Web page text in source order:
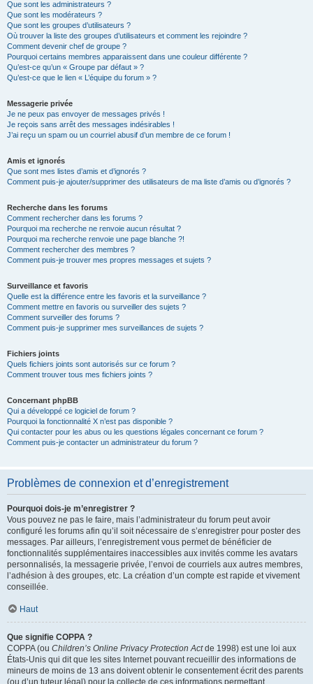
Que sont les administrateurs ?
Que sont les modérateurs ?
Que sont les groupes d’utilisateurs ?
Où trouver la liste des groupes d’utilisateurs et comment les rejoindre ?
Comment devenir chef de groupe ?
Pourquoi certains membres apparaissent dans une couleur différente ?
Qu’est-ce qu’un « Groupe par défaut » ?
Qu’est-ce que le lien « L’équipe du forum » ?
Messagerie privée
Je ne peux pas envoyer de messages privés !
Je reçois sans arrêt des messages indésirables !
J’ai reçu un spam ou un courriel abusif d’un membre de ce forum !
Amis et ignorés
Que sont mes listes d’amis et d’ignorés ?
Comment puis-je ajouter/supprimer des utilisateurs de ma liste d’amis ou d’ignorés ?
Recherche dans les forums
Comment rechercher dans les forums ?
Pourquoi ma recherche ne renvoie aucun résultat ?
Pourquoi ma recherche renvoie une page blanche ?!
Comment rechercher des membres ?
Comment puis-je trouver mes propres messages et sujets ?
Surveillance et favoris
Quelle est la différence entre les favoris et la surveillance ?
Comment mettre en favoris ou surveiller des sujets ?
Comment surveiller des forums ?
Comment puis-je supprimer mes surveillances de sujets ?
Fichiers joints
Quels fichiers joints sont autorisés sur ce forum ?
Comment trouver tous mes fichiers joints ?
Concernant phpBB
Qui a développé ce logiciel de forum ?
Pourquoi la fonctionnalité X n’est pas disponible ?
Qui contacter pour les abus ou les questions légales concernant ce forum ?
Comment puis-je contacter un administrateur du forum ?
Problèmes de connexion et d’enregistrement
Pourquoi dois-je m’enregistrer ?
Vous pouvez ne pas le faire, mais l’administrateur du forum peut avoir
configuré les forums afin qu’il soit nécessaire de s’enregistrer pour poster des
messages. Par ailleurs, l’enregistrement vous permet de bénéficier de
fonctionnalités supplémentaires inaccessibles aux invités comme les avatars
personnalisés, la messagerie privée, l’envoi de courriels aux autres membres,
l’adhésion à des groupes, etc. La création d’un compte est rapide et vivement
conseillée.
Haut
Que signifie COPPA ?
COPPA (ou Children’s Online Privacy Protection Actde 1998) est une loi aux
États-Unis qui dit que les sites Internet pouvant recueillir des informations de
mineurs de moins de 13 ans doivent obtenir le consentement écrit des parents
(ou d’un tuteur légal) pour la collecte de ces informations permettant